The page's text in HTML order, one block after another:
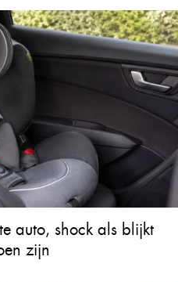
auto, shock als blijkt
zijn